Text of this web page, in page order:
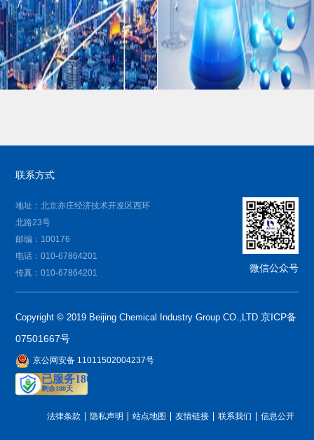
/ /
返回顶部
联系方式
地址：北京亦庄经济技术开发区西环
北路23号
邮编：100176
电话：010-67864201
传真：010-67864201
微信公众号
Copyright © 2019 Beijing Chemical Industry Group CO.,LTD京ICP备
07501667号
京公网安备 11011502004237号
法律条款 隐私声明 站点地图 友情链接 联系我们 信息公开